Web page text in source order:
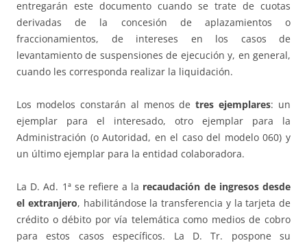
entregarán este documento cuando se trate de cuotas
derivadas de la concesión de aplazamientos o
fraccionamientos, de intereses en los casos de
levantamiento de suspensiones de ejecución y, en general,
cuando les corresponda realizar la liquidación.
Los modelos constarán al menos detres ejemplares: un
ejemplar para el interesado, otro ejemplar para la
Administración (o Autoridad, en el caso del modelo 060) y
un último ejemplar para la entidad colaboradora.
La D. Ad. 1ª se refiere a la recaudación de ingresos desde
el extranjero, habilitándose la transferencia y la tarjeta de
crédito o débito por vía telemática como medios de cobro
para estos casos específicos. La D. Tr. pospone su